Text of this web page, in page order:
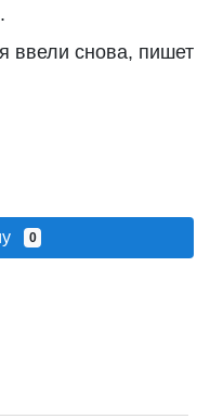
ввели снова, пишет
0